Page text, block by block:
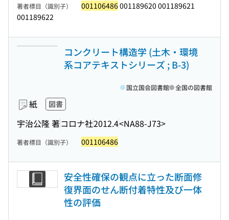
著者標目（識別子） 001106486001189620 001189621
001189622
コンクリート構造学 (土木・環境
系コアテキストシリーズ ; B-3)
紙 図書
宇治公隆 著コロナ社2012.4<NA88-J73>
国立国会図書館 全国の図書館
著者標目（識別子） 001106486
安全性確保の観点に立った断面修
復界面のせん断付着特性及び一体
性の評価